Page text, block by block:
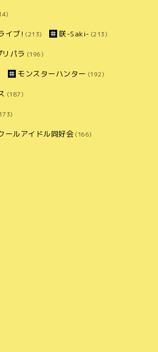
イブ! (213) 咲-Saki- (213)
リパラ (196)
モンスターハンター (192)
(187)
ールアイドル同好会 (166)